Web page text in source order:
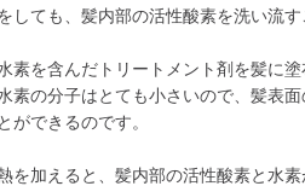
しても、髪内部の活性酸素を洗い流す
素を含んだトリートメント剤を髪に
素の分子はとても小さいので、髪表
ができるのです。
を加えると、髪内部の活性酸素と水